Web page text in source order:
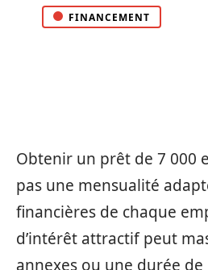
FINANCEMENT
Obtenir un prêt de 7 000
pas une mensualité
financières de chaque
d’intérêt attractif peut
annexes ou une durée